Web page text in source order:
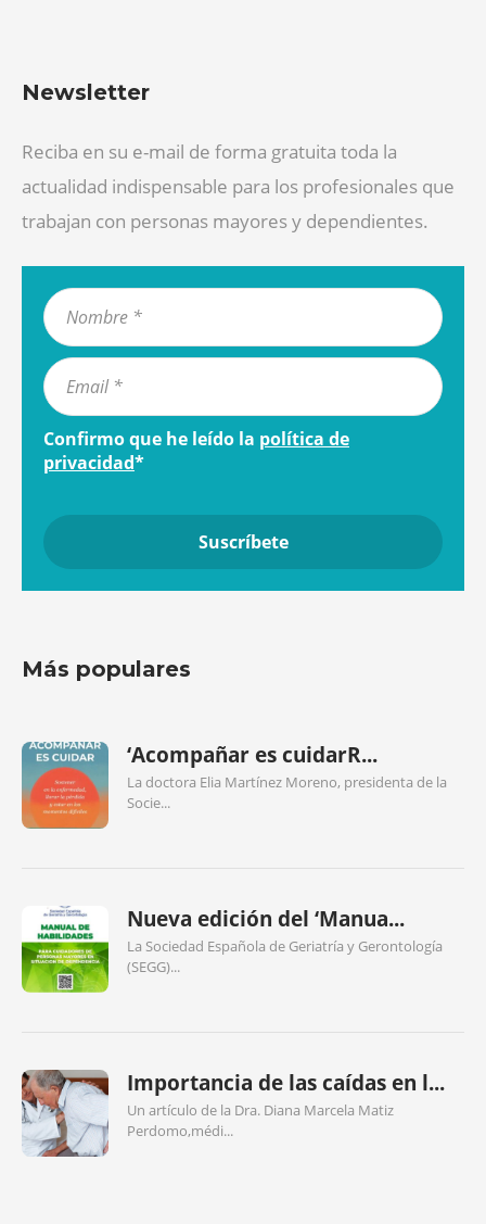
Newsletter
Reciba en su e-mail de forma gratuita toda la
actualidad indispensable para los profesionales que
trabajan con personas mayores y dependientes.
Confirmo que he leído la política de
privacidad*
Más populares
‘Acompañar es cuidarR...
La doctora Elia Martínez Moreno, presidenta de la
Socie...
Nueva edición del ‘Manua...
La Sociedad Española de Geriatría y Gerontología
(SEGG)...
Importancia de las caídas en l...
Un artículo de la Dra. Diana Marcela Matiz
Perdomo,médi...